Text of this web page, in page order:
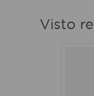
Visto